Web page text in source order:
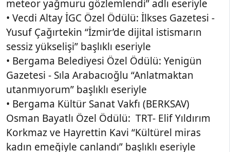
meteor yağmuru gözlemlendi” adlı eseriyle
• Vecdi Altay İGC Özel Ödülü: İlkses Gazetesi -
Yusuf Çağırtekin “İzmir’de dijital istismarın
sessiz yükselişi” başlıklı eseriyle
• Bergama Belediyesi Özel Ödülü: Yenigün
Gazetesi - Sıla Arabacıoğlu “Anlatmaktan
utanmıyorum” başlıklı eseriyle
• Bergama Kültür Sanat Vakfı (BERKSAV)
Osman Bayatlı Özel Ödülü: TRT- Elif Yıldırım
Korkmaz ve Hayrettin Kavi “Kültürel miras
kadın emeğiyle canlandı” başlıklı eseriyle